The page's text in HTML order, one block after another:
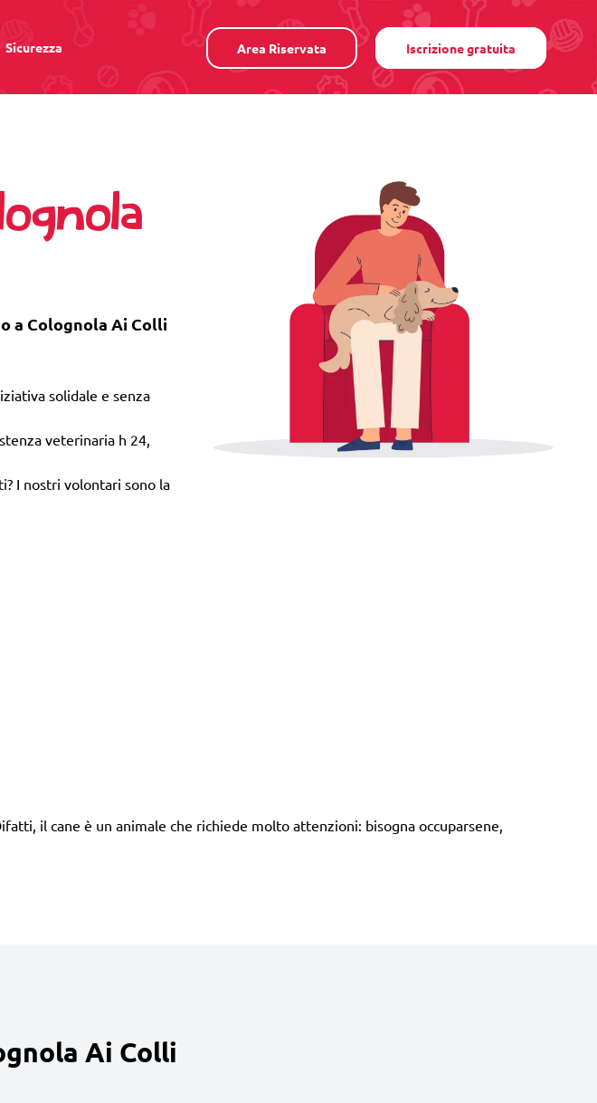
Sicurezza Area Riservata Iscrizione gratuita
a Colognola Ai Colli
solidale e senza
veterinaria h 24,
I nostri volontari sono la
il cane è un animale che richiede molto attenzioni: bisogna occuparsene,
Ai Colli